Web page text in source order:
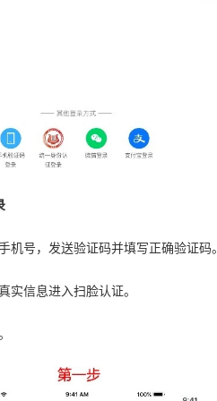
机号，发送验证码并填写正确验证码
实信息进入扫脸认证。